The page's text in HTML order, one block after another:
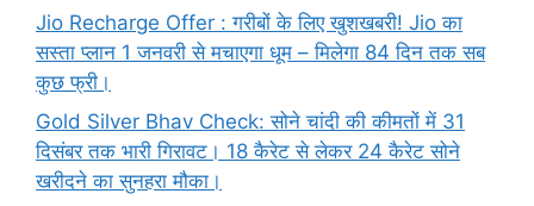
Jio Recharge Offer : गरीबों के लिए खुशखबरी! Jio का
सस्ता प्लान 1 जनवरी से मचाएगा धूम – मिलेगा 84 दिन तक सब
कुछ फ्री।
Gold Silver Bhav Check: सोने चांदी की कीमतों में 31
दिसंबर तक भारी गिरावट। 18 कैरेट से लेकर 24 कैरेट सोने
खरीदने का सुनहरा मौका।